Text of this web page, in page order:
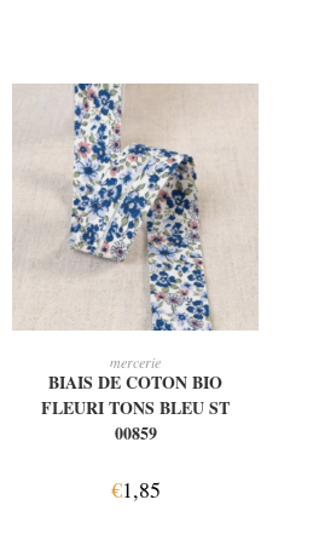
mercerie
BIAIS DE COTON BIO
FLEURI TONS BLEU ST
00859
€1,85